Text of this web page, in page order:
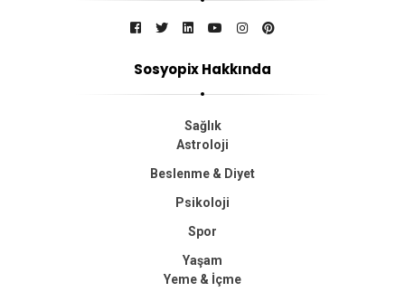
Sosyopix Hakkında
Sağlık
Astroloji
Beslenme & Diyet
Psikoloji
Spor
Yaşam
Yeme & İçme